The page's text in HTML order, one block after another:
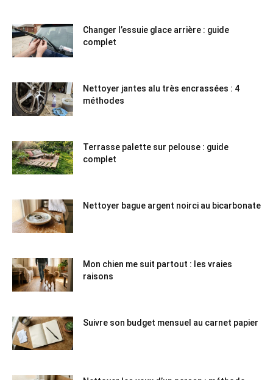
Changer l’essuie glace arrière : guide
complet
Nettoyer jantes alu très encrassées : 4
méthodes
Terrasse palette sur pelouse : guide
complet
Nettoyer bague argent noirci au bicarbonate
Mon chien me suit partout : les vraies
raisons
Suivre son budget mensuel au carnet papier